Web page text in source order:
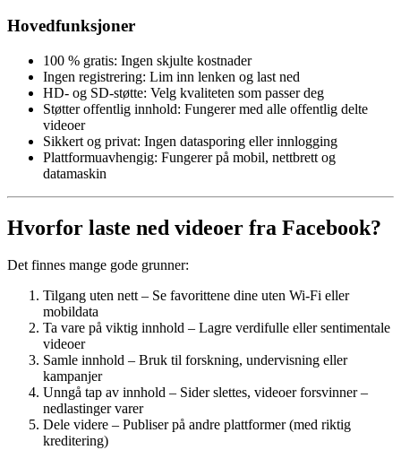
Hovedfunksjoner
100 % gratis: Ingen skjulte kostnader
Ingen registrering: Lim inn lenken og last ned
HD- og SD-støtte: Velg kvaliteten som passer deg
Støtter offentlig innhold: Fungerer med alle offentlig delte
videoer
Sikkert og privat: Ingen datasporing eller innlogging
Plattformuavhengig: Fungerer på mobil, nettbrett og
datamaskin
Hvorfor laste ned videoer fra Facebook?
Det finnes mange gode grunner:
Tilgang uten nett – Se favorittene dine uten Wi-Fi eller
mobildata
Ta vare på viktig innhold – Lagre verdifulle eller sentimentale
videoer
Samle innhold – Bruk til forskning, undervisning eller
kampanjer
Unngå tap av innhold – Sider slettes, videoer forsvinner –
nedlastinger varer
Dele videre – Publiser på andre plattformer (med riktig
kreditering)